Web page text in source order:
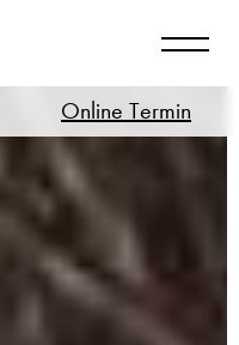
Online Termin